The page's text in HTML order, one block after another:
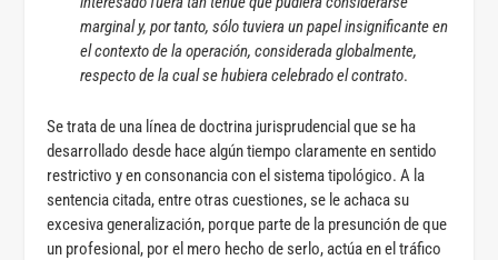
marginal y, por tanto, sólo tuviera un papel insignificante en
el contexto de la operación, considerada globalmente,
respecto de la cual se hubiera celebrado el contrato.
Se trata de una línea de doctrina jurisprudencial que se ha
desarrollado desde hace algún tiempo claramente en sentido
restrictivo y en consonancia con el sistema tipológico. A la
sentencia citada, entre otras cuestiones, se le achaca su
excesiva generalización, porque parte de la presunción de que
un profesional, por el mero hecho de serlo, actúa en el tráfico